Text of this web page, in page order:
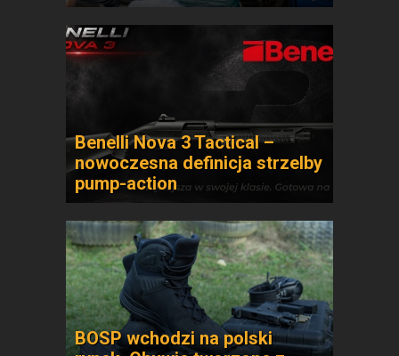
Benelli Nova 3 Tactical –
nowoczesna definicja strzelby
pump-action
BOSP wchodzi na polski